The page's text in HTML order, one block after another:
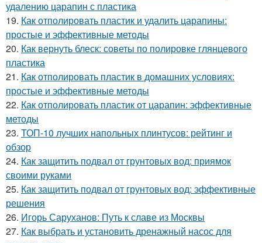
удалению царапин с пластика
19. Как отполировать пластик и удалить царапины:
простые и эффективные методы
20. Как вернуть блеск: советы по полировке глянцевого
пластика
21. Как отполировать пластик в домашних условиях:
простые и эффективные методы
22. Как отполировать пластик от царапин: эффективные
методы
23. ТОП-10 лучших напольных плинтусов: рейтинг и
обзор
24. Как защитить подвал от грунтовых вод: приямок
своими руками
25. Как защитить подвал от грунтовых вод: эффективные
решения
26. Игорь Саруханов: Путь к славе из Москвы
27. Как выбрать и установить дренажный насос для